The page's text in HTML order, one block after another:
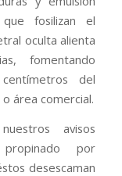
que fosilizan el
oculta alienta
fomentando
del
área comercial.
avisos
por
desescaman